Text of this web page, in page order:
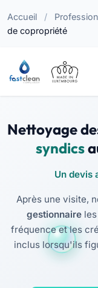
Accueil /
de copropriété
Nettoyage
syndics
Un devis
Après une visite,
gestionnaireles
fréquence et les
inclus lorsqu'ils